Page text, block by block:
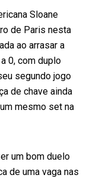
Sloane
de Paris nesta
ao arrasar a
0, com duplo
segundo jogo
de chave ainda
mesmo set na
um bom duelo
de uma vaga nas